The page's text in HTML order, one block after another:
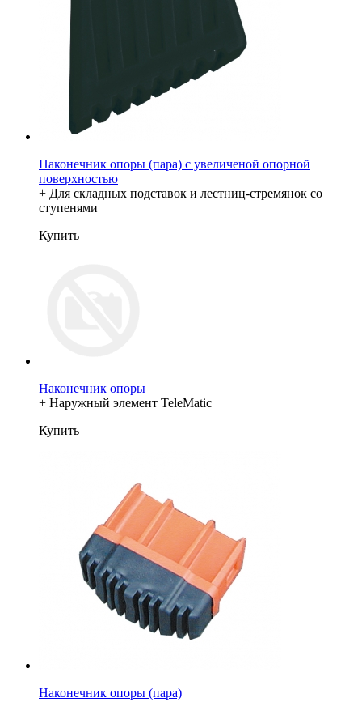
Наконечник опоры (пара) с увеличеной опорной
поверхностью
+ Для складных подставок и лестниц-стремянок со
ступенями
Купить
Наконечник опоры
+ Наружный элемент TeleMatic
Купить
Наконечник опоры (пара)